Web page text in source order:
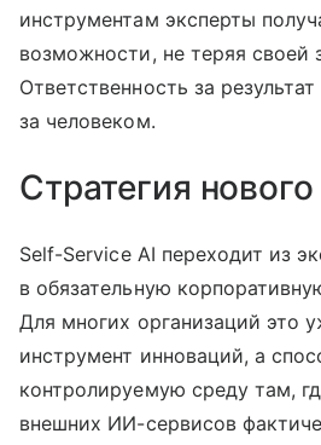
инструментам эксперты
возможности, не теряя своей
Ответственность за
за человеком.
Стратегия
Self-Service AI переходит из
в обязательную
Для многих организаций это
инструмент инноваций, а
контролируемую среду там,
внешних ИИ-сервисов